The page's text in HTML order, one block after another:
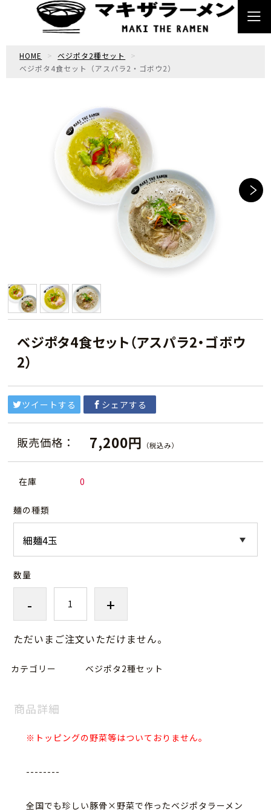
HOME
ベジポタ2種セット
ベジポタ4食セット（アスパラ2・ゴボウ2）
ベジポタ4食セット（アスパラ2・ゴボウ
2）
ツイートする シェアする
販売価格： 7,200円 （税込み）
在庫 0
麺の種類
数量
- +
ただいまご注文いただけません。
カテゴリー ベジポタ2種セット
商品詳細
※トッピングの野菜等はついておりません。
--------
全国でも珍しい豚骨×野菜で作ったベジポタラーメン